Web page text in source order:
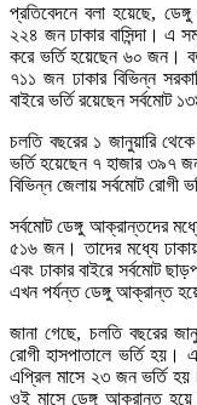
প্রতিবেদনে বলা হয়েছে,
২২৪ জন ঢাকার বাসিন্দা। এ
করে ভর্তি হয়েছেন ৬০ জন।
৭১১ জন ঢাকার বিভিন্ন
বাইরে ভর্তি রয়েছেন সর্বমোট
চলতি বছরের ১ জানুয়ারি
ভর্তি হয়েছেন ৭ হাজার ৩৯৭
বিভিন্ন জেলায় সর্বমোট রোগী
সর্বমোট ডেঙ্গু আক্রান্তদের
৫১৬ জন। তাদের মধ্যে
এবং ঢাকার বাইরে সর্বমোট
এখন পর্যন্ত ডেঙ্গু আক্রান্ত
জানা গেছে, চলতি বছরের
রোগী হাসপাতালে ভর্তি হয়।
এপ্রিল মাসে ২৩ জন ভর্তি
ওই মাসে ডেঙ্গু আক্রান্ত